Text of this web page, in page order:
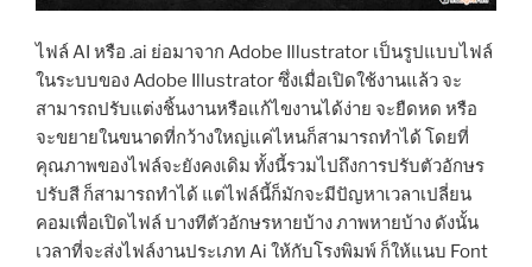
ไฟล์ AI หรือ .ai ย่อมาจาก Adobe Illustrator เป็นรูปแบบไฟล์
ในระบบของ Adobe Illustrator ซึ่งเมื่อเปิดใช้งานแล้ว จะ
สามารถปรับแต่งชิ้นงานหรือแก้ไขงานได้ง่าย จะยืดหด หรือ
จะขยายในขนาดที่กว้างใหญ่แค่ไหนก็สามารถทำได้ โดยที่
คุณภาพของไฟล์จะยังคงเดิม ทั้งนี้รวมไปถึงการปรับตัวอักษร
ปรับสี ก็สามารถทำได้ แต่ไฟล์นี้ก็มักจะมีปัญหาเวลาเปลี่ยน
คอมเพื่อเปิดไฟล์ บางทีตัวอักษรหายบ้าง ภาพหายบ้าง ดังนั้น
เวลาที่จะส่งไฟล์งานประเภท Ai ให้กับโรงพิมพ์ ก็ให้แนบ Font